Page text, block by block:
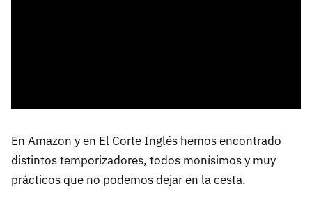
En Amazon y en El Corte Inglés hemos encontrado
distintos temporizadores, todos monísimos y muy
prácticos que no podemos dejar en la cesta.